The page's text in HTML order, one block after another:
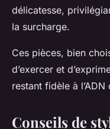
délicatesse,
la surcharge.
Ces pièces, bien
d’exercer et
restant fidèle à
Conseils de